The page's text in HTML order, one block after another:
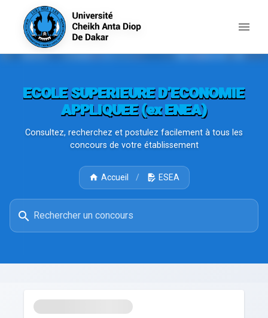
ECOLE SUPERIEURE D’ECONOMIE
APPLIQUEE (ex ENEA)
Consultez, recherchez et postulez facilement à tous les
concours de votre établissement
Accueil / ESEA
Rechercher un concours